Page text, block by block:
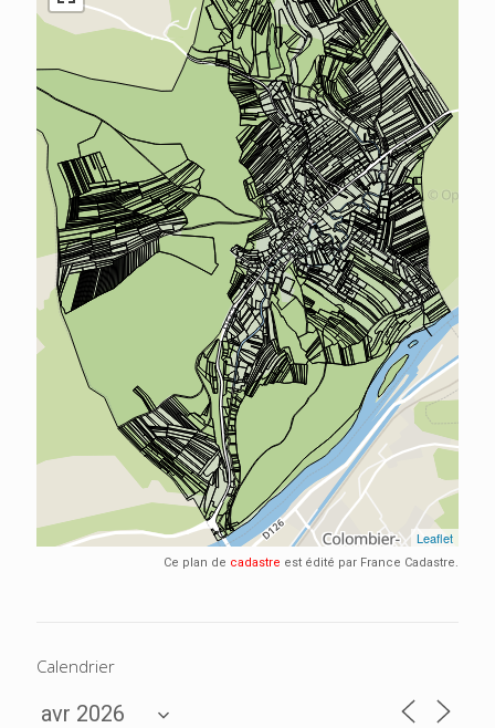
Ce plan de cadastre est édité par France Cadastre.
Calendrier